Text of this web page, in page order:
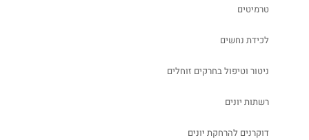
טרמיטים
לכידת נחשים
ניטור וטיפול בחרקים זוחלים
רשתות יונים
דוקרנים להרחקת יונים